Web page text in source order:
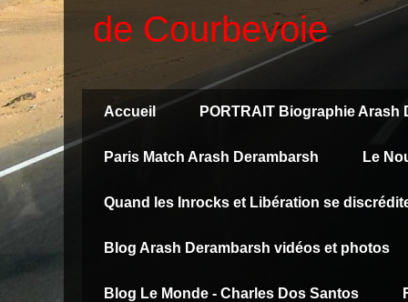
de Courbevoie
Accueil PORTRAIT Biographie Arash
Paris Match Arash Derambarsh Le
Quand les Inrocks et Libération se
Blog Arash Derambarsh vidéos et photos
Blog Le Monde - Charles Dos Santos